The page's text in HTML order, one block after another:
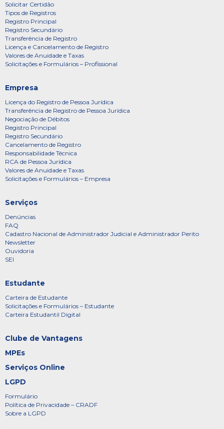
Solicitar Certidão
Tipos de Registros
Registro Principal
Registro Secundário
Transferência de Registro
Licença e Cancelamento de Registro
Valores de Anuidade e Taxas
Solicitações e Formulários – Profissional
Empresa
Licença do Registro de Pessoa Jurídica
Transferência de Registro de Pessoa Jurídica
Negociação de Débitos
Registro Principal
Registro Secundário
Cancelamento de Registro
Responsabilidade Técnica
RCA de Pessoa Jurídica
Valores de Anuidade e Taxas
Solicitações e Formulários – Empresa
Serviços
Denúncias
FAQ
Cadastro Nacional de Administrador Judicial e Administrador Perito
Newsletter
Ouvidoria
SEI
Estudante
Carteira de Estudante
Solicitações e Formulários – Estudante
Carteira Estudantil Digital
Clube de Vantagens
MPEs
Serviços Online
LGPD
Formulário
Política de Privacidade – CRADF
Sobre a LGPD